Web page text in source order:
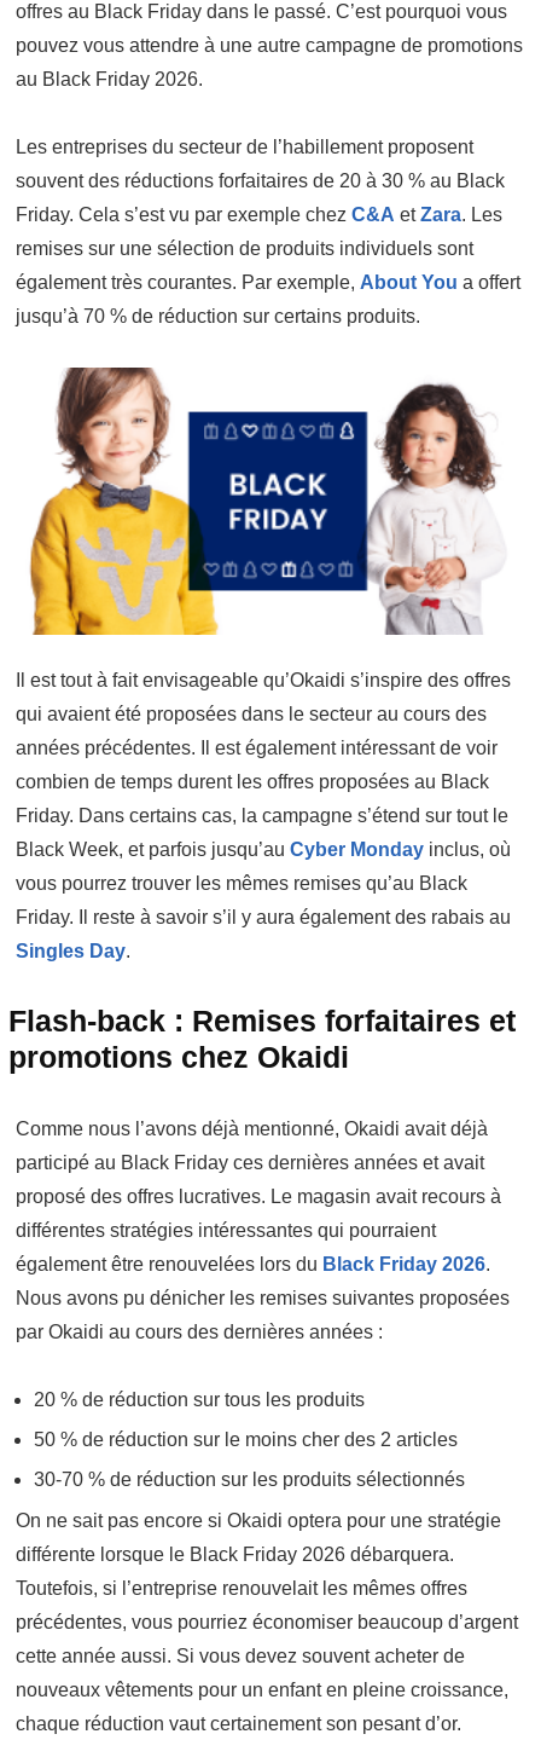
offres au Black Friday dans le passé. C’est pourquoi vous
pouvez vous attendre à une autre campagne de promotions
au Black Friday 2026.
Les entreprises du secteur de l’habillement proposent
souvent des réductions forfaitaires de 20 à 30 % au Black
Friday. Cela s’est vu par exemple chez C&A etZara. Les
remises sur une sélection de produits individuels sont
également très courantes. Par exemple, About You a offert
jusqu’à 70 % de réduction sur certains produits.
Il est tout à fait envisageable qu’Okaidi s’inspire des offres
qui avaient été proposées dans le secteur au cours des
années précédentes. Il est également intéressant de voir
combien de temps durent les offres proposées au Black
Friday. Dans certains cas, la campagne s’étend sur tout le
Black Week, et parfois jusqu’au Cyber Monday inclus, où
vous pourrez trouver les mêmes remises qu’au Black
Friday. Il reste à savoir s’il y aura également des rabais au
Singles Day.
Flash-back : Remises forfaitaires et
promotions chez Okaidi
Comme nous l’avons déjà mentionné, Okaidi avait déjà
participé au Black Friday ces dernières années et avait
proposé des offres lucratives. Le magasin avait recours à
différentes stratégies intéressantes qui pourraient
également être renouvelées lors du Black Friday 2026.
Nous avons pu dénicher les remises suivantes proposées
par Okaidi au cours des dernières années :
20 % de réduction sur tous les produits
50 % de réduction sur le moins cher des 2 articles
30-70 % de réduction sur les produits sélectionnés
On ne sait pas encore si Okaidi optera pour une stratégie
différente lorsque le Black Friday 2026 débarquera.
Toutefois, si l’entreprise renouvelait les mêmes offres
précédentes, vous pourriez économiser beaucoup d’argent
cette année aussi. Si vous devez souvent acheter de
nouveaux vêtements pour un enfant en pleine croissance,
chaque réduction vaut certainement son pesant d’or.